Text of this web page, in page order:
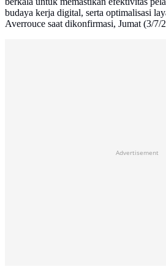
budaya kerja digital, serta optimalisasi
Averrouce saat dikonfirmasi, Jumat (3/7/
Advertisement